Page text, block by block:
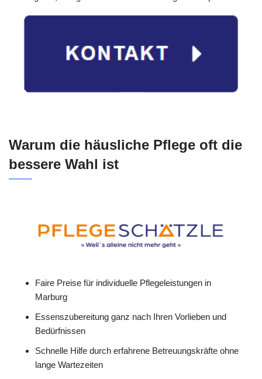
Warum die häusliche Pflege oft die
bessere Wahl ist
Faire Preise für individuelle Pflegeleistungen in
Marburg
Essenszubereitung ganz nach Ihren Vorlieben und
Bedürfnissen
Schnelle Hilfe durch erfahrene Betreuungskräfte ohne
lange Wartezeiten